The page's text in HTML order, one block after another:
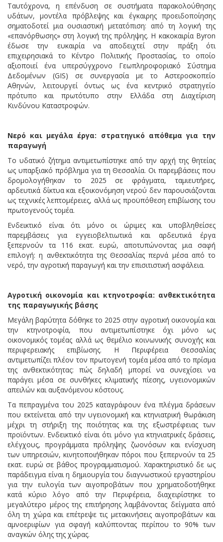
Ταυτόχρονα, η επένδυση σε συστήματα παρακολούθησης
υδάτων, μοντέλα πρόβλεψης και έγκαιρης προειδοποίησης
σηματοδοτεί μια ουσιαστική μετατόπιση: από τη λογική της
«επανόρθωσης» στη λογική της πρόληψης. Η κακοκαιρία Byron
έδωσε την ευκαιρία να αποδειχτεί στην πράξη ότι
επιχειρησιακά το Κέντρο Πολιτικής Προστασίας, το οποίο
αξιοποιεί ένα υπερσύγχρονο Γεωπληροφοριακό Σύστημα
Δεδομένων (GIS) σε συνεργασία με το Αστεροσκοπείο
Αθηνών, λειτουργεί όντως ως ένα κεντρικό στρατηγείο
πρότυπο και πρωτότυπο στην Ελλάδα στη Διαχείριση
Κινδύνου Καταστροφών.
Νερό και μεγάλα έργα: στρατηγικό απόθεμα για την
παραγωγή
Το υδατικό ζήτημα αντιμετωπίστηκε από την αρχή της θητείας
ως υπαρξιακό πρόβλημα για τη Θεσσαλία. Οι παρεμβάσεις που
δρομολογήθηκαν το 2025 σε φράγματα, ταμιευτήρες,
αρδευτικά δίκτυα και εξοικονόμηση νερού δεν παρουσιάζονται
ως τεχνικές λεπτομέρειες, αλλά ως προϋπόθεση επιβίωσης του
πρωτογενούς τομέα.
Ενδεικτικό είναι ότι μόνο οι ώριμες και υποβληθείσες
παρεμβάσεις για εγγειοβελτιωτικά και αρδευτικά έργα
ξεπερνούν τα 116 εκατ. ευρώ, αποτυπώνοντας μια σαφή
επιλογή: η ανθεκτικότητα της Θεσσαλίας περνά μέσα από το
νερό, την αγροτική παραγωγή και την επισιτιστική ασφάλεια.
Αγροτική οικονομία και κτηνοτροφία: ανθεκτικότητα
της παραγωγικής βάσης
Μεγάλη βαρύτητα δόθηκε το 2025 στην αγροτική οικονομία και
την κτηνοτροφία, που αντιμετωπίστηκε όχι μόνο ως
οικονομικός τομέας αλλά ως θεμέλιο κοινωνικής συνοχής και
περιφερειακής επιβίωσης. Η Περιφέρεια Θεσσαλίας
αντιμετωπίζει πλέον τον πρωτογενή τομέα μέσα από το πρίσμα
της ανθεκτικότητας: πώς δηλαδή μπορεί να συνεχίσει να
παράγει μέσα σε συνθήκες κλιματικής πίεσης, υγειονομικών
απειλών και αυξανόμενου κόστους.
Τα πεπραγμένα του 2025 καταγράφουν ένα πλέγμα δράσεων
που εκτείνεται από την υγειονομική και κτηνιατρική θωράκιση
μέχρι τη στήριξη της ποιότητας και της εξωστρέφειας των
προϊόντων. Ενδεικτικό είναι ότι μόνο για κτηνιατρικές δράσεις,
ελέγχους, προγράμματα πρόληψης ζωονόσων και ενίσχυση
των υπηρεσιών, κινητοποιήθηκαν πόροι που ξεπερνούν τα 25
εκατ. ευρώ σε βάθος προγραμματισμού. Χαρακτηριστικό δε ως
παράδειγμα είναι η δημιουργία του διαγνωστικού εργαστηρίου
για την ευλογία των αιγοπροβάτων που χρηματοδοτήθηκε
κατά κύριο λόγο από την Περιφέρεια, διαχειρίστηκε το
μεγαλύτερο μέρος της επιτήρησης λαμβάνοντας δείγματα από
όλη τη χώρα και επέτρεψε τις μετακινήσεις αιγοπροβάτων και
αμνοεριφίων για σφαγή καλύπτοντας περίπου το 90% των
αναγκών όλης της χώρας.